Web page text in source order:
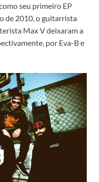
seu primeiro EP
de 2010, o guitarrista
Max V deixaram a
por Eva-B e